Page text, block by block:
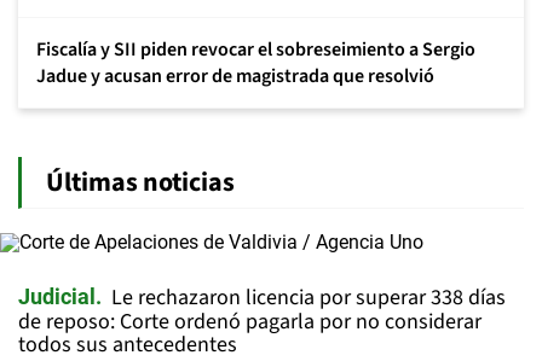
Fiscalía y SII piden revocar el sobreseimiento a Sergio
Jadue y acusan error de magistrada que resolvió
Últimas noticias
Judicial
Le rechazaron licencia por superar 338 días
de reposo: Corte ordenó pagarla por no considerar
todos sus antecedentes